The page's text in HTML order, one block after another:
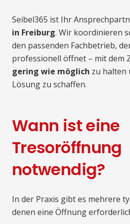
Seibel365 ist Ihr
in Freiburg. Wir koordinieren
den passenden Fachbetrieb,
professionell öffnet – mit dem
gering wie möglich zu halten
Lösung zu schaffen.
Wann ist eine
Tresoröffnung
notwendig?
In der Praxis gibt es mehrere
denen eine Öffnung